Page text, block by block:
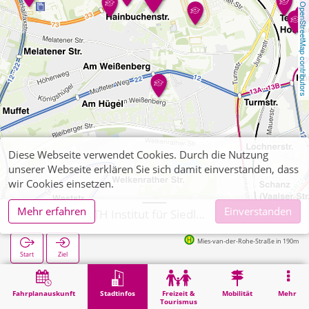
OpenStreetMap contributors
Fahrplanauskunft Stadtinfos
Freizeit &
Tourismus
Mobilität Mehr
Start Ziel
Mies-van-der-Rohe-Straße in 190m
Stadtinfos Hochschul-Institute Aachen, RWTH Institut für Siedlungswasserwirtsch.
Diese Webseite verwendet Cookies. Durch die Nutzung
unserer Webseite erklären Sie sich damit einverstanden, dass
wir Cookies einsetzen.
Mehr erfahren
Einverstanden